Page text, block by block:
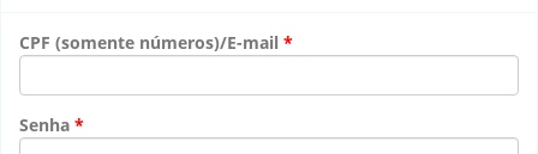
CPF (somente números)/E-mail
Senha